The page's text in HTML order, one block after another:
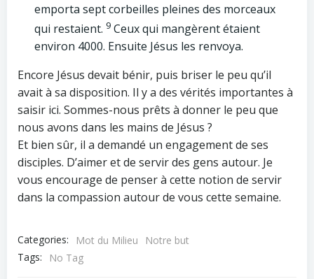
emporta sept corbeilles pleines des morceaux
qui restaient. 9 Ceux qui mangèrent étaient
environ 4000. Ensuite Jésus les renvoya.
Encore Jésus devait bénir, puis briser le peu qu’il
avait à sa disposition. Il y a des vérités importantes à
saisir ici. Sommes-nous prêts à donner le peu que
nous avons dans les mains de Jésus ?
Et bien sûr, il a demandé un engagement de ses
disciples. D’aimer et de servir des gens autour. Je
vous encourage de penser à cette notion de servir
dans la compassion autour de vous cette semaine.
Categories: Mot du Milieu
Notre but
Tags:
No Tag